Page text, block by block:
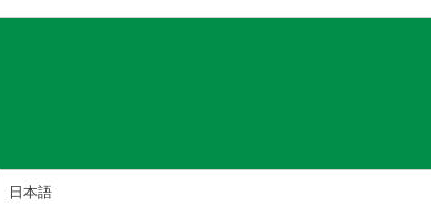
日本語